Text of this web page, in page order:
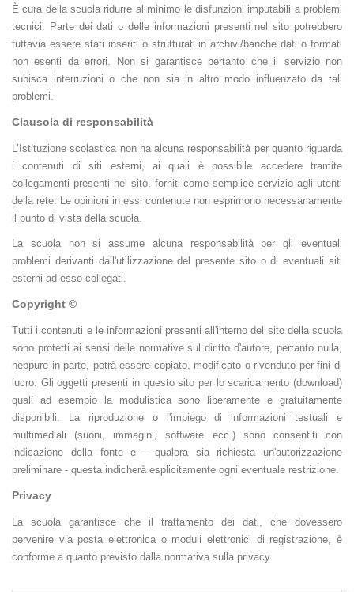
È cura della scuola ridurre al minimo le disfunzioni imputabili a problemi
tecnici. Parte dei dati o delle informazioni presenti nel sito potrebbero
tuttavia essere stati inseriti o strutturati in archivi/banche dati o formati
non esenti da errori. Non si garantisce pertanto che il servizio non
subisca interruzioni o che non sia in altro modo influenzato da tali
problemi.
Clausola di responsabilità
L’Istituzione scolastica non ha alcuna responsabilità per quanto riguarda
i contenuti di siti esterni, ai quali è possibile accedere tramite
collegamenti presenti nel sito, forniti come semplice servizio agli utenti
della rete. Le opinioni in essi contenute non esprimono necessariamente
il punto di vista della scuola.
La scuola non si assume alcuna responsabilità per gli eventuali
problemi derivanti dall'utilizzazione del presente sito o di eventuali siti
esterni ad esso collegati.
Copyright ©
Tutti i contenuti e le informazioni presenti all'interno del sito della scuola
sono protetti ai sensi delle normative sul diritto d'autore, pertanto nulla,
neppure in parte, potrà essere copiato, modificato o rivenduto per fini di
lucro. Gli oggetti presenti in questo sito per lo scaricamento (download)
quali ad esempio la modulistica sono liberamente e gratuitamente
disponibili. La riproduzione o l'impiego di informazioni testuali e
multimediali (suoni, immagini, software ecc.) sono consentiti con
indicazione della fonte e - qualora sia richiesta un'autorizzazione
preliminare - questa indicherà esplicitamente ogni eventuale restrizione.
Privacy
La scuola garantisce che il trattamento dei dati, che dovessero
pervenire via posta elettronica o moduli elettronici di registrazione, è
conforme a quanto previsto dalla normativa sulla privacy.